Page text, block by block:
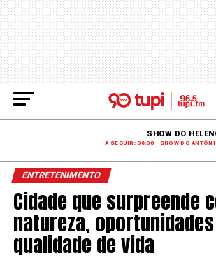
SHOW DO
A SEGUIR: 06:00 - SHOW DO
ENTRETENIMENTO
Cidade que surpreende
natureza,
qualidade de vida